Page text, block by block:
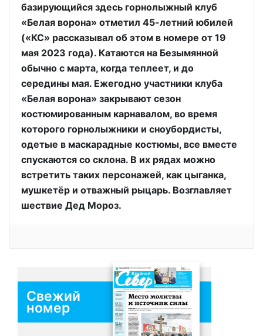
базирующийся здесь горнолыжный клуб
«Белая ворона» отметил 45-летний юбилей
(«КС» рассказывал об этом в номере от 19
мая 2023 года). Катаются на Безымянной
обычно с марта, когда теплеет, и до
середины мая. Ежегодно участники клуба
«Белая ворона» закрывают сезон
костюмированным карнавалом, во время
которого горнолыжники и сноубордисты,
одетые в маскарадные костюмы, все вместе
спускаются со склона. В их рядах можно
встретить таких персонажей, как цыганка,
мушкетёр и отважный рыцарь. Возглавляет
шествие Дед Мороз.
Свежий
номер